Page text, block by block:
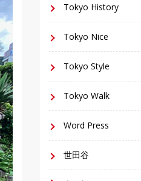
Tokyo History
Tokyo Nice
Tokyo Style
Tokyo Walk
Word Press
世田谷